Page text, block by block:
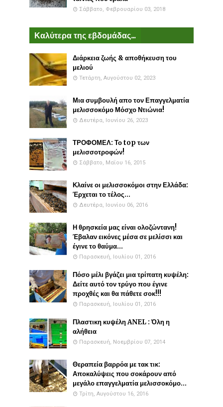
Σάββατο, Φεβρουαρίου 03, 2018
Καλύτερα της εβδομάδας...
Διάρκεια ζωής & αποθήκευση του
μελιού
Τετάρτη, Αυγούστου 02, 2023
Μια συμβουλή απο τον Επαγγελματία
μελισσοκόμο Μόσχο Ντιώνια!
Δευτέρα, Ιουνίου 26, 2023
ΤΡΟΦΟΜΕΛ: Το top των
μελισσοτροφών!
Σάββατο, Μαΐου 16, 2015
Κλαίνε οι μελισσοκόμοι στην Ελλάδα:
Έρχεται το τέλος...
Δευτέρα, Ιουνίου 06, 2016
Η θρησκεία μας είναι ολοζώντανη!
Έβαλαν εικόνες μέσα σε μελίσσι και
έγινε το θαύμα...
Παρασκευή, Ιουλίου 01, 2016
Πόσο μέλι βγάζει μια τρίπατη κυψέλη:
Δείτε αυτό τον τρύγο που έγινε
προχθές και θα πάθετε σοκ!!!
Παρασκευή, Ιουλίου 01, 2016
Πλαστικη κυψέλη ANEL : Όλη η
αλήθεια
Παρασκευή, Νοεμβρίου 07, 2014
Θεραπεία βαρρόα με τακ τικ:
Αποκαλύψεις που σοκάρουν από
μεγάλο επαγγελματία μελισσοκόμο...
Τρίτη, Αυγούστου 16, 2016